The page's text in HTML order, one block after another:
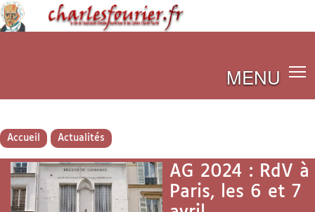
MENU
Accueil Actualités
AG 2024 : RdV à
Paris, les 6 et 7